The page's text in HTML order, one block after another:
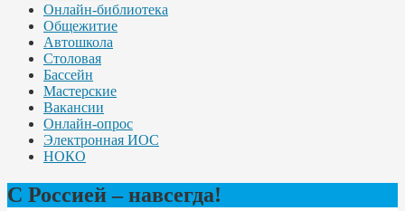
Онлайн-библиотека
Общежитие
Автошкола
Столовая
Бассейн
Мастерские
Вакансии
Онлайн-опрос
Электронная ИОС
НОКО
С Россией – навсегда!